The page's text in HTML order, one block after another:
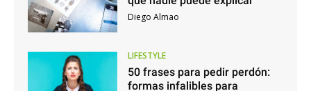
Diego Almao
LIFESTYLE
50 frases para pedir perdón:
formas infalibles para